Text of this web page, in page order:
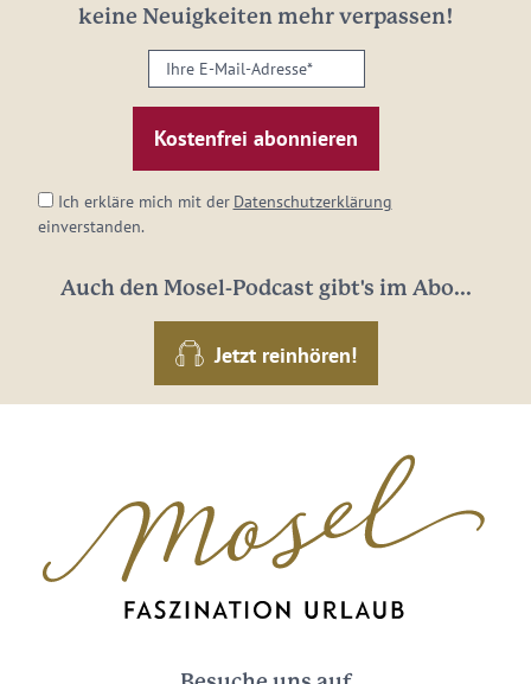
keine Neuigkeiten mehr verpassen!
Ihre
E-
Mail-
Adresse:
Ich erkläre mich mit der Datenschutzerklärung
einverstanden.
Auch den Mosel-Podcast gibt's im Abo...
Jetzt reinhören!